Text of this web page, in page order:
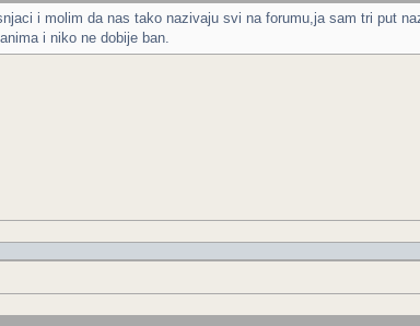
i molim da nas tako nazivaju svi na forumu,ja sam tri put
i niko ne dobije ban.